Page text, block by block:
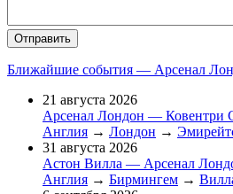
Ближайшие события — Арсенал
21 августа 2026
Арсенал Лондон — Ковентри
Англия → Лондон →
31 августа 2026
Астон Вилла — Арсенал
Англия → Бирмингем →